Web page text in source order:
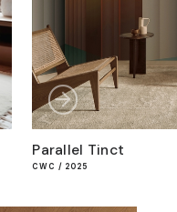
Parallel Tinct
CWC / 2025